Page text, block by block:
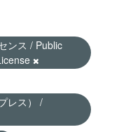
ンス / Public
レス） /